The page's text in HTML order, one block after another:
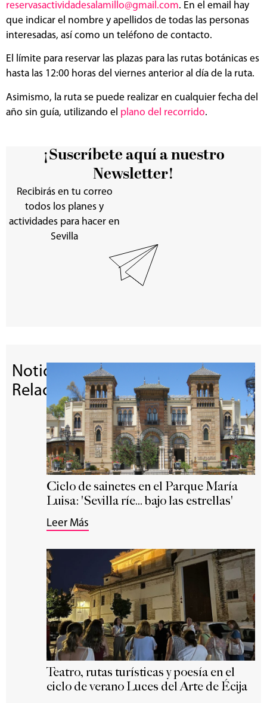
reservasactividadesalamillo@gmail.com. En el email hay
que indicar el nombre y apellidos de todas las personas
interesadas, así como un teléfono de contacto.
El límite para reservar las plazas para las rutas botánicas es
hasta las 12:00 horas del viernes anterior al día de la ruta.
Asimismo, la ruta se puede realizar en cualquier fecha del
año sin guía, utilizando el plano del recorrido.
¡Suscríbete aquí a nuestro
Newsletter!
Recibirás en tu correo
todos los planes y
actividades para hacer en
Sevilla
Noticias
Relacionadas
Ciclo de sainetes en el Parque María
Luisa: 'Sevilla ríe... bajo las estrellas'
Leer Más
Teatro, rutas turísticas y poesía en el
ciclo de verano Luces del Arte de Écija